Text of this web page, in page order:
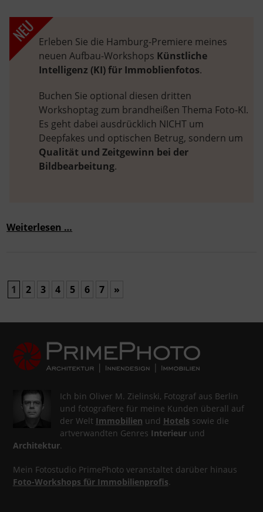
Erleben Sie die Hamburg-Premiere meines
neuen Aufbau-Workshops Künstliche
Intelligenz (KI) für Immoblienfotos.
Buchen Sie optional diesen dritten
Workshoptag zum brandheißen Thema Foto-KI.
Es geht dabei ausdrücklich NICHT um
Deepfakes und optischen Betrug, sondern um
Qualität und Zeitgewinn bei der
Bildbearbeitung.
Weiterlesen …
1 2 3 4 5 6 7 »
Ich bin Oliver M. Zielinski, Fotograf aus Berlin
und fotografiere für meine Kunden überall auf
der Welt Immobilien und Hotels sowie die
artverwandten Genres Interieurund
Architektur.
Mein Fotostudio PrimePhoto veranstaltet darüber hinaus
Foto-Workshops für Immobilienprofis.